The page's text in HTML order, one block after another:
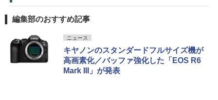
編集部のおすすめ記事
ニュース
キヤノンのスタンダードフルサイズ機が
高画素化／バッファ強化した「EOS R6
Mark III」が発表